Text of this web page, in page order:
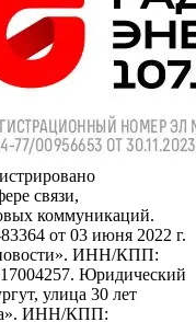
связи,
коммуникаций.
от 03 июня 2022 г.
ИНН/КПП:
Юридический
улица 30 лет
ИНН/КПП: